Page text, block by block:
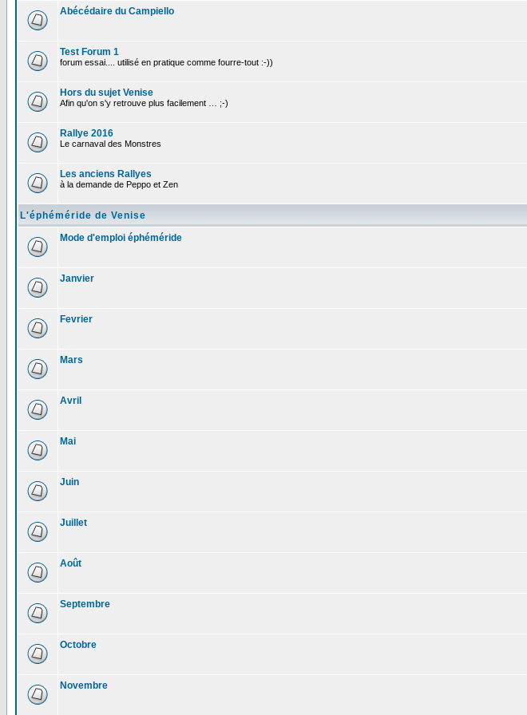
Abécédaire du Campiello
Test Forum 1
forum essai.... utilisé en pratique comme fourre-tout :-))
Hors du sujet Venise
Afin qu'on s'y retrouve plus facilement … ;-)
Rallye 2016
Le carnaval des Monstres
Les anciens Rallyes
à la demande de Peppo et Zen
L'éphéméride de Venise
Mode d'emploi éphéméride
Janvier
Fevrier
Mars
Avril
Mai
Juin
Juillet
Août
Septembre
Octobre
Novembre